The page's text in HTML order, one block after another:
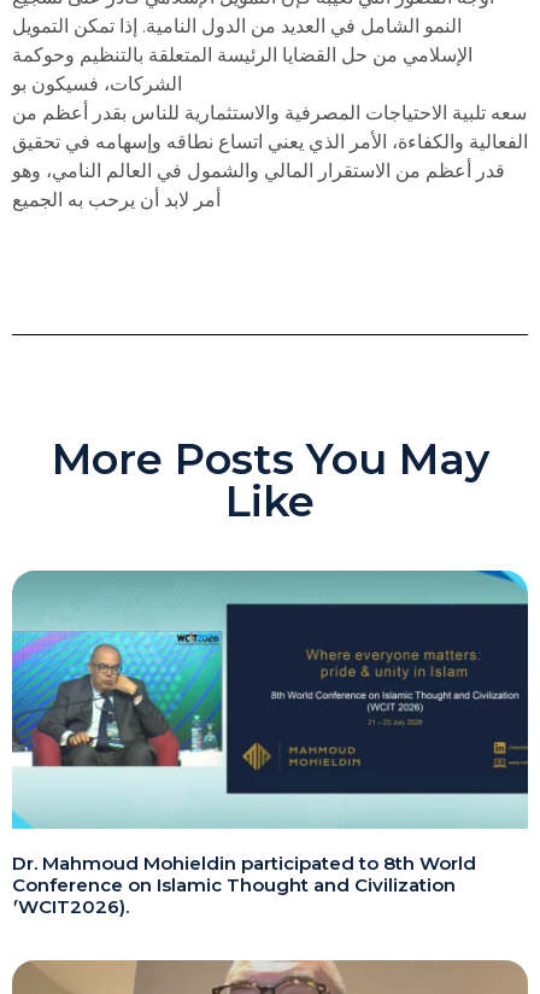
النمو الشامل في العديد من الدول النامية. إذا تمكن التمويل
الإسلامي من حل القضايا الرئيسة المتعلقة بالتنظيم وحوكمة
الشركات، فسيكون بو
سعه تلبية الاحتياجات المصرفية والاستثمارية للناس بقدر أعظم من
الفعالية والكفاءة، الأمر الذي يعني اتساع نطاقه وإسھامه في تحقيق
قدر أعظم من الاستقرار المالي والشمول في العالم النامي، وھو
أمر لابد أن يرحب به الجميع
More Posts You May
Like
Dr. Mahmoud Mohieldin participated to 8th World
Conference on Islamic Thought and Civilization
(WCIT2026).